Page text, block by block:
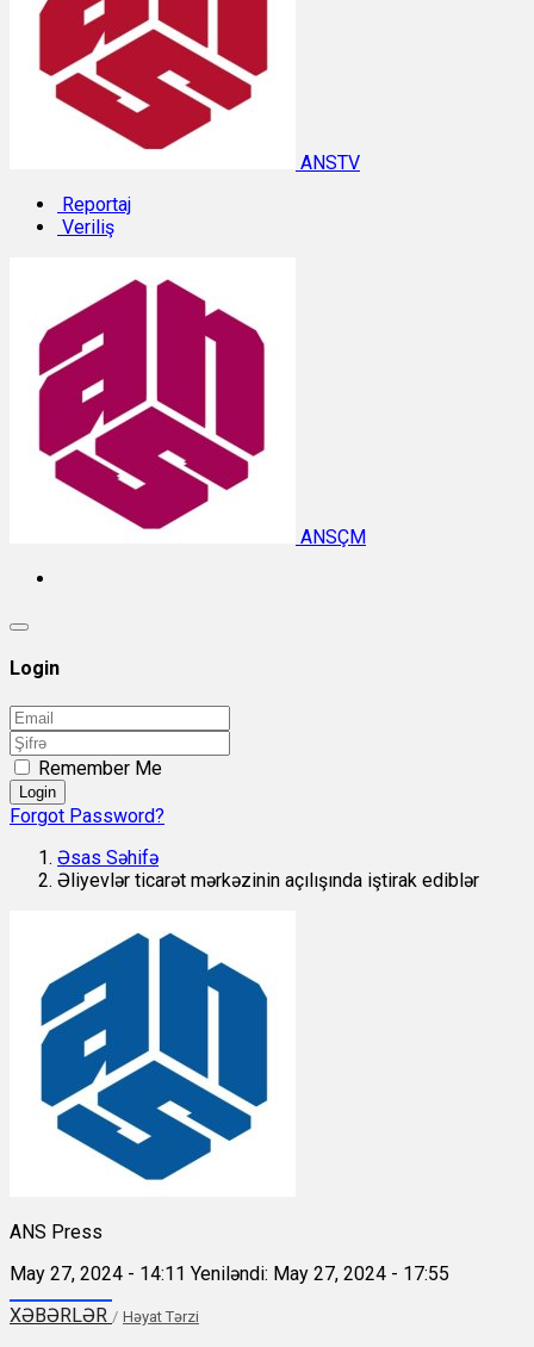
ANSTV
Reportaj
Veriliş
ANSÇM
Login
Remember Me
Login
Forgot Password?
Əsas Səhifə
Əliyevlər ticarət mərkəzinin açılışında iştirak ediblər
ANS Press
May 27, 2024 - 14:11 Yeniləndi: May 27, 2024 - 17:55
XƏBƏRLƏR / Həyat Tərzi